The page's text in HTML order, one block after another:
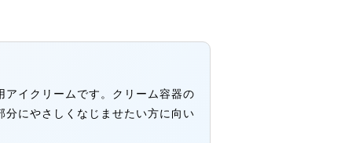
イクリームです。クリーム容器の
にやさしくなじませたい方に向い